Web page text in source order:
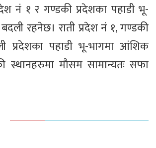
नं १ र गण्डकी प्रदेशका पहाडी भू-
रहनेछ। राती प्रदेश नं १, गण्डकी
प्रदेशका पहाडी भू-भागमा आंशिक
स्थानहरुमा मौसम सामान्यतः सफा